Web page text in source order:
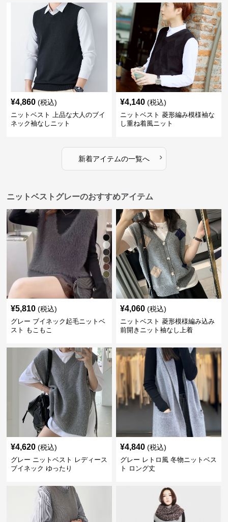
¥4,860 (税込)
ニットベスト 上品な大人のブイ
ネック袖なしニット
¥4,140 (税込)
ニットベスト 菱形編み模様袖な
し重ね着風ニット
新着アイテムの一覧へ ›
ニットベストグレーのおすすめアイテム
¥5,810 (税込)
グレー ブイネック起毛ニットベ
スト もこもこ
¥4,060 (税込)
ニットベスト 菱形模様編み込み
前開きニット袖なし上着
¥4,620 (税込)
グレー ニットベスト レディース
ブイネック ゆったり
¥4,840 (税込)
グレー レトロ風 冬物ニットベス
ト ロング丈